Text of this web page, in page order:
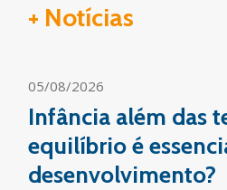
+ Notícias
05/08/2026
Infância além das
equilíbrio é
desenvolvimento?